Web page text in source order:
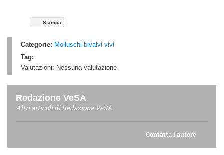
Stampa
Categorie: Molluschi bivalvi vivi
Tag:
Valutazioni: Nessuna valutazione
Redazione VeSA
Altri articoli diRedazione VeSA
Contatta l'autore